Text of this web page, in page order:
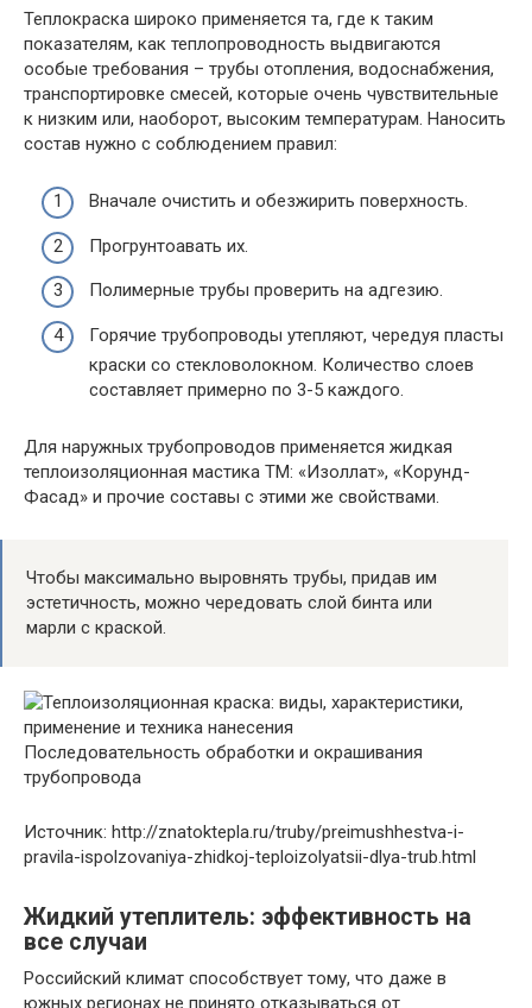
Теплокраска широко применяется та, где к таким
показателям, как теплопроводность выдвигаются
особые требования – трубы отопления, водоснабжения,
транспортировке смесей, которые очень чувствительные
к низким или, наоборот, высоким температурам. Наносить
состав нужно с соблюдением правил:
Вначале очистить и обезжирить поверхность.
Прогрунтоавать их.
Полимерные трубы проверить на адгезию.
Горячие трубопроводы утепляют, чередуя пласты
краски со стекловолокном. Количество слоев
составляет примерно по 3-5 каждого.
Для наружных трубопроводов применяется жидкая
теплоизоляционная мастика ТМ: «Изоллат», «Корунд-
Фасад» и прочие составы с этими же свойствами.
Чтобы максимально выровнять трубы, придав им
эстетичность, можно чередовать слой бинта или
марли с краской.
Последовательность обработки и окрашивания
трубопровода
Источник: http://znatoktepla.ru/truby/preimushhestva-i-
pravila-ispolzovaniya-zhidkoj-teploizolyatsii-dlya-trub.html
Жидкий утеплитель: эффективность на
все случаи
Российский климат способствует тому, что даже в
южных регионах не принято отказываться от